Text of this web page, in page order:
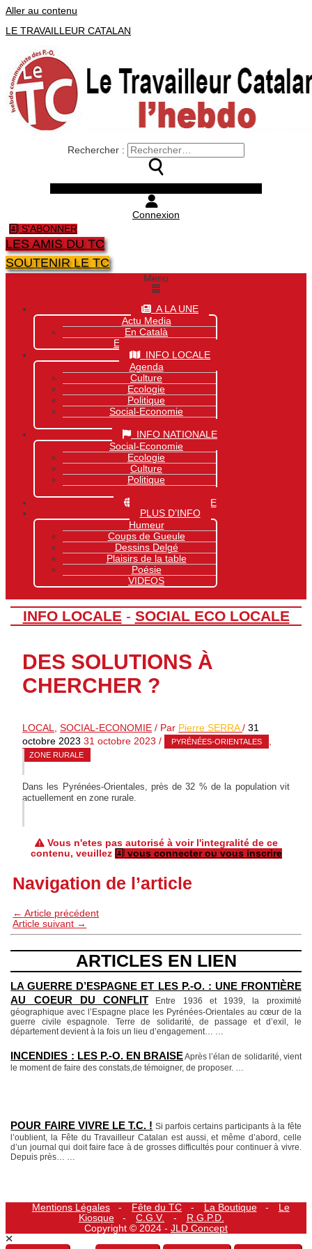
Aller au contenu
LE TRAVAILLEUR CATALAN
Rechercher :
Connexion
S'ABONNER
LES AMIS DU TC
SOUTENIR LE TC
Menu
A LA UNE
Actu Media
En Català
Exclusivité Site
INFO LOCALE
Agenda
Culture
Ecologie
Politique
Social-Economie
INFO NATIONALE
Social-Economie
Ecologie
Culture
Politique
INFO MONDIALE
PLUS D’INFO
Humeur
Coups de Gueule
Dessins Delgé
Plaisirs de la table
Poésie
VIDEOS
INFO LOCALE- SOCIAL ECO LOCALE
DES SOLUTIONS À
CHERCHER ?
LOCAL,SOCIAL-ECONOMIE / Par Pierre SERRA /31
octobre 2023 31 octobre 2023 / PYRÉNÉES-ORIENTALES ,
ZONE RURALE
Dans les Pyrénées-Orientales, près de 32 % de la population vit
actuellement en zone rurale.
Vous n'etes pas autorisé à voir l'integralité de ce
contenu, veuillez
vous connecter ou vous inscrire
Navigation de l’article
← Article précédent
Article suivant →
ARTICLES EN LIEN
LA GUERRE D’ESPAGNE ET LES P.-O. : UNE FRONTIÈRE
AU COEUR DU CONFLIT
Entre 1936 et 1939, la proximité
géographique avec l’Espagne place les Pyrénées-Orientales au cœur de la
guerre civile espagnole. Terre de solidarité, de passage et d’exil, le
département devient à la fois un lieu d’engagement…
INCENDIES : LES P.-O. EN BRAISEAprès l’élan de solidarité, vient
le moment de faire des constats,de témoigner, de proposer.
POUR FAIRE VIVRE LE T.C. ! Si parfois certains participants à la fête
l’oublient, la Fête du Travailleur Catalan est aussi, et même d’abord, celle
d’un journal qui doit faire face à de grosses difficultés pour continuer à vivre.
Depuis près…
Mentions Légales Fête du TC La Boutique
Le
Kiosque
C.G.V.
R.G.P.D.
Copyright © 2024 - JLD Concept